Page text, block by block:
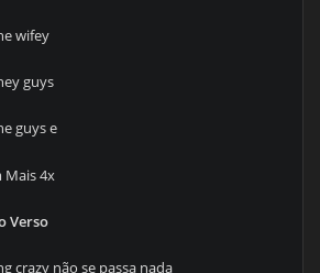
wifey
guys
guys e
Mais 4x
Verso
crazy não se passa nada